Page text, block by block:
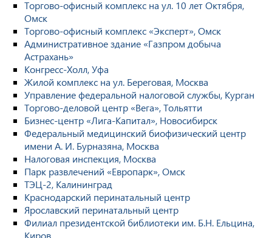
Торгово-офисный комплекс на ул. 10 лет Октября,
Омск
Торгово-офисный комплекс «Эксперт», Омск
Административное здание «Газпром добыча
Астрахань»
Конгресс-Холл, Уфа
Жилой комплекс на ул. Береговая, Москва
Управление федеральной налоговой службы, Курган
Торгово-деловой центр «Вега», Тольятти
Бизнес-центр «Лига-Капитал», Новосибирск
Федеральный медицинский биофизический центр
имени А. И. Бурназяна, Москва
Налоговая инспекция, Москва
Парк развлечений «Европарк», Омск
ТЭЦ-2, Калининград
Краснодарский перинатальный центр
Ярославский перинатальный центр
Филиал президентской библиотеки им. Б.Н. Ельцина,
Киров